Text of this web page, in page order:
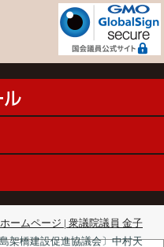
ームページ | 衆議院議員 金子
架橋建設促進協議会〕中村天